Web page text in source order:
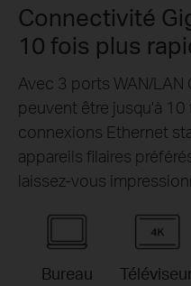
Connectivité
10 fois plus
Avec 3 ports WAN/LAN
peuvent être jusqu'à
connexions Ethernet
appareils filaires
laissez-vous
Bureau